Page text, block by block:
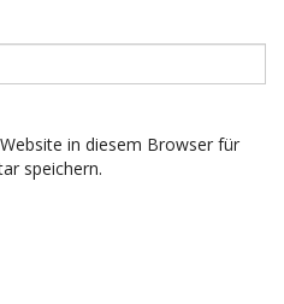
in diesem Browser für
speichern.